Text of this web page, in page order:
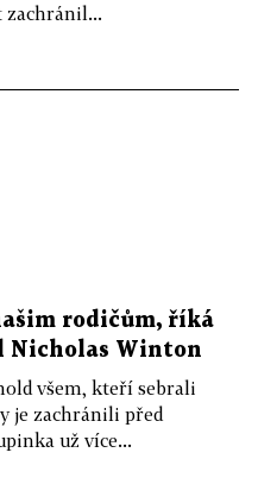
zachránil...
rodičům, říká
Nicholas Winton
všem, kteří sebrali
je zachránili před
už více...